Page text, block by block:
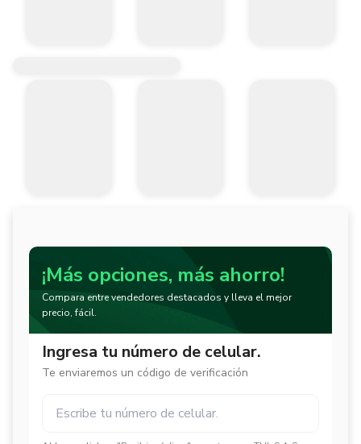
¡Más opciones, más ahorro!
Compara entre vendedores destacados y lleva el mejor
precio, fácil.
Ingresa tu número de celular.
Te enviaremos un código de verificación